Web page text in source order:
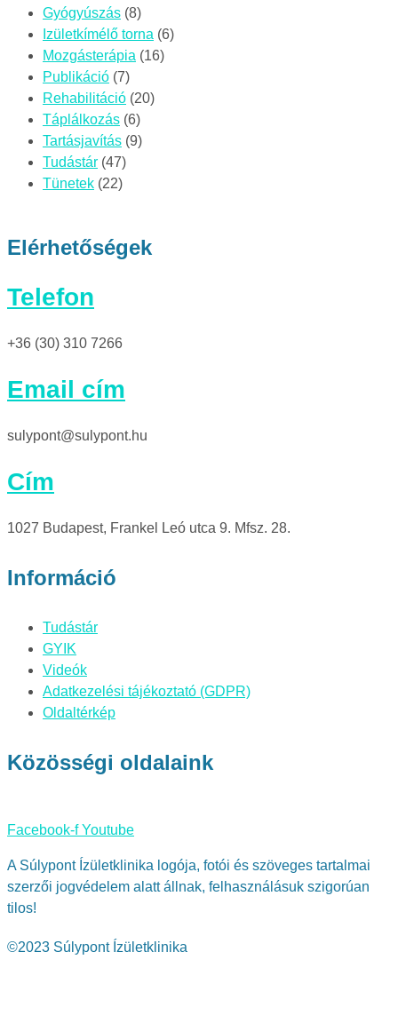
Gyógyúszás (8)
Izületkímélő torna (6)
Mozgásterápia (16)
Publikáció (7)
Rehabilitáció (20)
Táplálkozás (6)
Tartásjavítás (9)
Tudástár (47)
Tünetek (22)
Elérhetőségek
Telefon
+36 (30) 310 7266
Email cím
sulypont@sulypont.hu
Cím
1027 Budapest, Frankel Leó utca 9. Mfsz. 28.
Információ
Tudástár
GYIK
Videók
Adatkezelési tájékoztató (GDPR)
Oldaltérkép
Közösségi oldalaink
Facebook-f Youtube
A Súlypont Ízületklinika logója, fotói és szöveges tartalmai
szerzői jogvédelem alatt állnak, felhasználásuk szigorúan
tilos!
©2023 Súlypont Ízületklinika